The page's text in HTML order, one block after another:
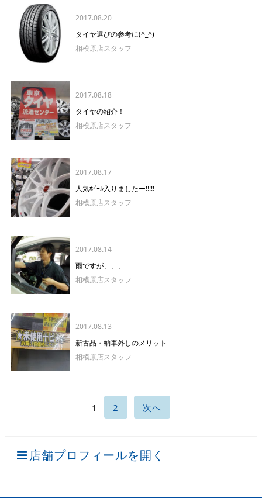
2017.08.20
タイヤ選びの参考に(^_^)
相模原店スタッフ
2017.08.18
タイヤの紹介！
相模原店スタッフ
2017.08.17
人気ﾎｲｰﾙ入りましたー!!!!!
相模原店スタッフ
2017.08.14
雨ですが、、、
相模原店スタッフ
2017.08.13
新古品・納車外しのメリット
相模原店スタッフ
1 2 次へ
店舗プロフィールを開く